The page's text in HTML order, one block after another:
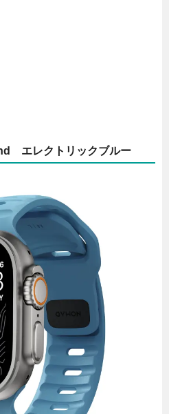
エレクトリックブルー